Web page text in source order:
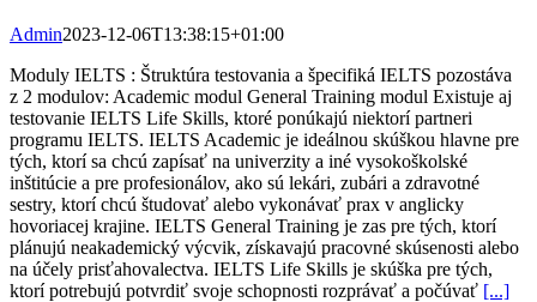
Admin2023-12-06T13:38:15+01:00
Moduly IELTS : Štruktúra testovania a špecifiká IELTS pozostáva
z 2 modulov: Academic modul General Training modul Existuje aj
testovanie IELTS Life Skills, ktoré ponúkajú niektorí partneri
programu IELTS. IELTS Academic je ideálnou skúškou hlavne pre
tých, ktorí sa chcú zapísať na univerzity a iné vysokoškolské
inštitúcie a pre profesionálov, ako sú lekári, zubári a zdravotné
sestry, ktorí chcú študovať alebo vykonávať prax v anglicky
hovoriacej krajine. IELTS General Training je zas pre tých, ktorí
plánujú neakademický výcvik, získavajú pracovné skúsenosti alebo
na účely prisťahovalectva. IELTS Life Skills je skúška pre tých,
ktorí potrebujú potvrdiť svoje schopnosti rozprávať a počúvať [...]